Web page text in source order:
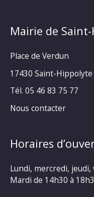
Mairie de
Place de Verdun
17430 Saint-Hippolyte
Tél. 05 46 83 75 77
Nous contacter
Horaires
Lundi, mercredi,
Mardi de 14h30 à